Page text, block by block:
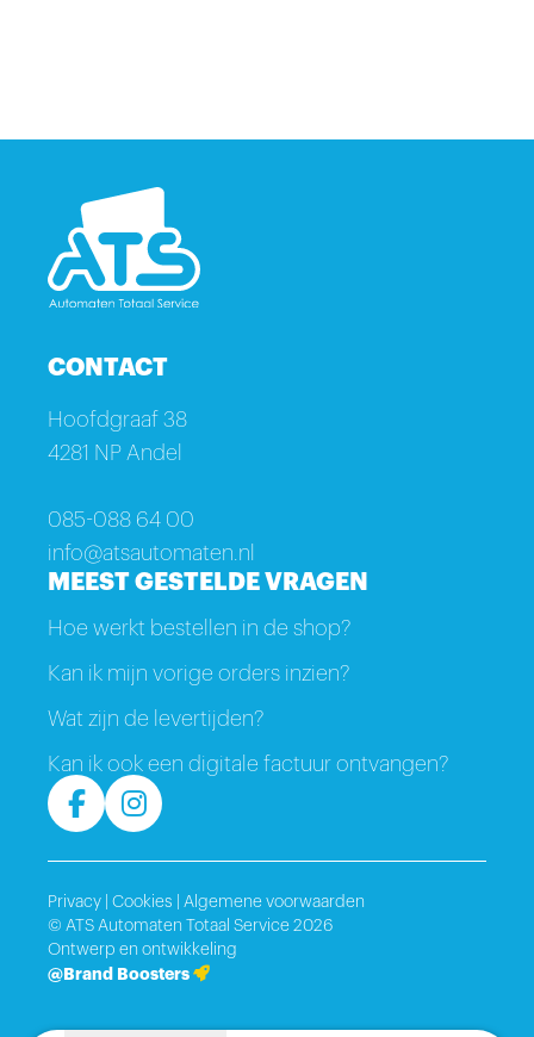
CONTACT
Hoofdgraaf 38
4281 NP Andel
085-088 64 00
info@atsautomaten.nl
MEEST GESTELDE VRAGEN
Hoe werkt bestellen in de shop?
Kan ik mijn vorige orders inzien?
Wat zijn de levertijden?
Kan ik ook een digitale factuur ontvangen?
Ontwerp en ontwikkeling
@Brand Boosters
© ATS Automaten Totaal Service 2026
Privacy Cookies Algemene voorwaarden